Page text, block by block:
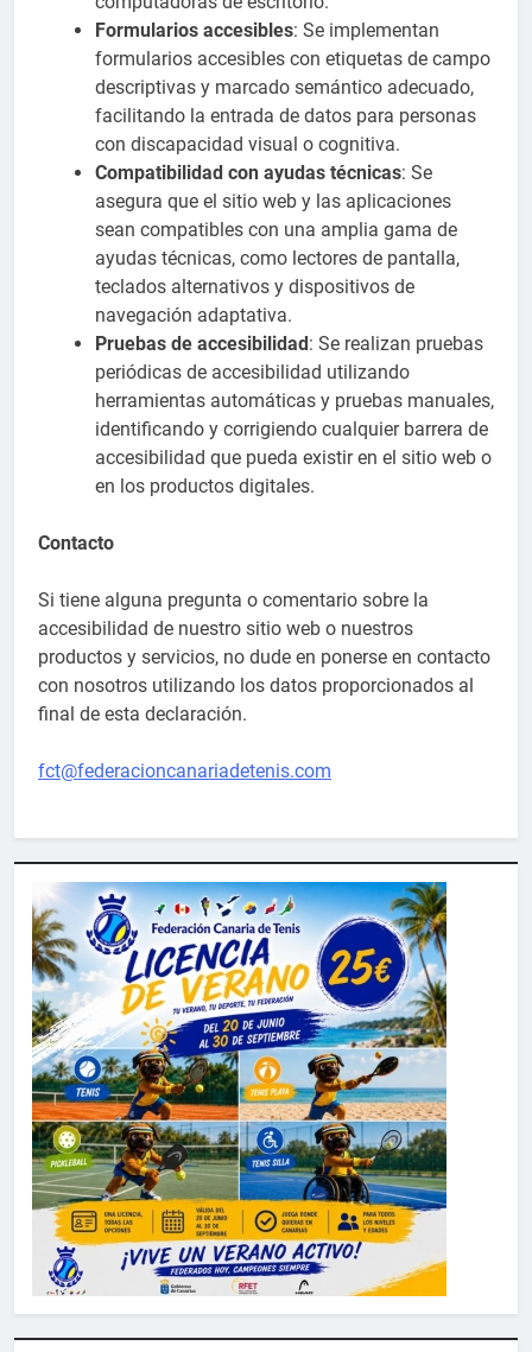
Formularios accesibles: Se implementan
formularios accesibles con etiquetas de campo
descriptivas y marcado semántico adecuado,
facilitando la entrada de datos para personas
con discapacidad visual o cognitiva.
Compatibilidad con ayudas técnicas: Se
asegura que el sitio web y las aplicaciones
sean compatibles con una amplia gama de
ayudas técnicas, como lectores de pantalla,
teclados alternativos y dispositivos de
navegación adaptativa.
Pruebas de accesibilidad: Se realizan pruebas
periódicas de accesibilidad utilizando
herramientas automáticas y pruebas manuales,
identificando y corrigiendo cualquier barrera de
accesibilidad que pueda existir en el sitio web o
en los productos digitales.
Contacto
Si tiene alguna pregunta o comentario sobre la
accesibilidad de nuestro sitio web o nuestros
productos y servicios, no dude en ponerse en contacto
con nosotros utilizando los datos proporcionados al
final de esta declaración.
fct@federacioncanariadetenis.com